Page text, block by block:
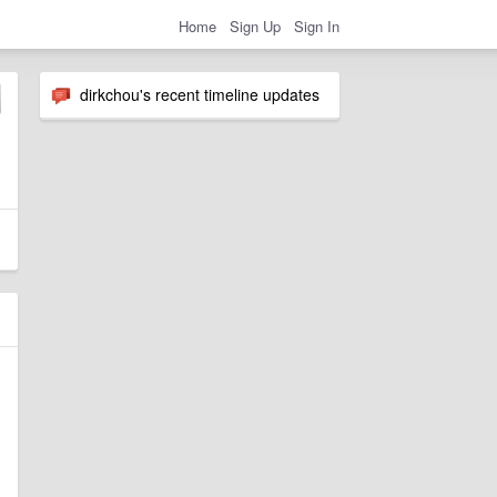
Home Sign Up Sign In
dirkchou's recent timeline updates